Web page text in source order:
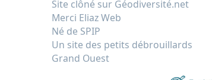
Site clôné sur Géodiversité.net
Merci Eliaz Web
Né de SPIP
Un site des petits débrouillards
Grand Ouest